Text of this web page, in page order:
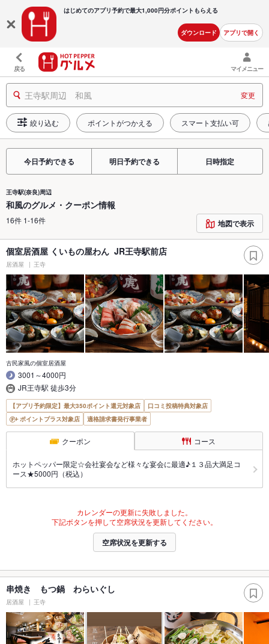
はじめてのアプリ予約で最大1,000円分ポイントもらえる
ダウンロード アプリで開く
戻る マイメニュー
王寺駅周辺 和風 変更
絞り込む ポイントがつかえる スマート支払い可
今日予約できる 明日予約できる 日時指定
王寺駅(奈良)周辺
和風のグルメ・クーポン情報
16件 1-16件 地図で表示
個室居酒屋 くいもの屋わん JR王寺駅前店
居酒屋 王寺
古民家風の個室居酒屋
3001～4000円
JR王寺駅 徒歩3分
【アプリ予約限定】最大350ポイント還元対象店
口コミ投稿特典対象店
ポイントプラス対象店
適格請求書発行事業者
クーポン コース
ホットペッパー限定☆会社宴会など様々な宴会に最適♪１３品大満足コ
ース★5000円（税込）
カレンダーの更新に失敗しました。
下記ボタンを押して空席状況を更新してください。
空席状況を更新する
串焼き もつ鍋 わらいぐし
居酒屋 王寺